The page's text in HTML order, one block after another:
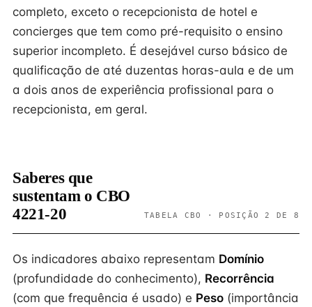
completo, exceto o recepcionista de hotel e
concierges que tem como pré-requisito o ensino
superior incompleto. É desejável curso básico de
qualificação de até duzentas horas-aula e de um
a dois anos de experiência profissional para o
recepcionista, em geral.
Saberes que
sustentam o CBO
4221-20
TABELA CBO · POSIÇÃO 2 DE 8
Os indicadores abaixo representam Domínio
(profundidade do conhecimento), Recorrência
(com que frequência é usado) e Peso (importância